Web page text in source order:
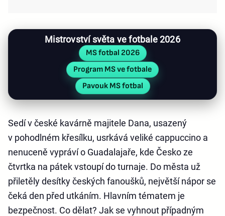
Mistrovství světa ve fotbale 2026
MS fotbal 2026
Program MS ve fotbale
Pavouk MS fotbal
Sedí v české kavárně majitele Dana, usazený
v pohodlném křesílku, usrkává veliké cappuccino a
nenuceně vypráví o Guadalajaře, kde Česko ze
čtvrtka na pátek vstoupí do turnaje. Do města už
přiletěly desítky českých fanoušků, největší nápor se
čeká den před utkáním. Hlavním tématem je
bezpečnost. Co dělat? Jak se vyhnout případným